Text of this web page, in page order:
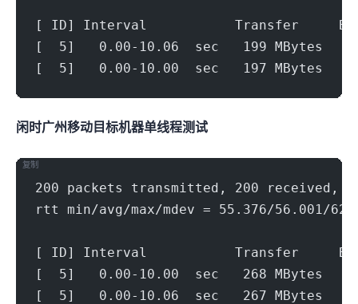
[ ID] Interval           Transfer
[  5]   0.00-10.06  sec   199 MBytes
[  5]   0.00-10.00  sec   197 MBytes
闲时广州移动(500Mbps)目标机器 IPERF3单线程测试
200 packets transmitted, 200 received,
rtt min/avg/max/mdev = 55.376/56.001/
[ ID] Interval           Transfer
[  5]   0.00-10.00  sec   268 MBytes
[  5]   0.00-10.06  sec   267 MBytes
复制